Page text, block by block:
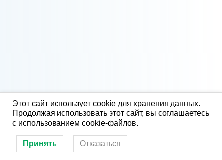
Этот сайт использует cookie для хранения данных.
Продолжая использовать этот сайт, вы соглашаетесь
с использованием cookie-файлов.
Принять Отказаться